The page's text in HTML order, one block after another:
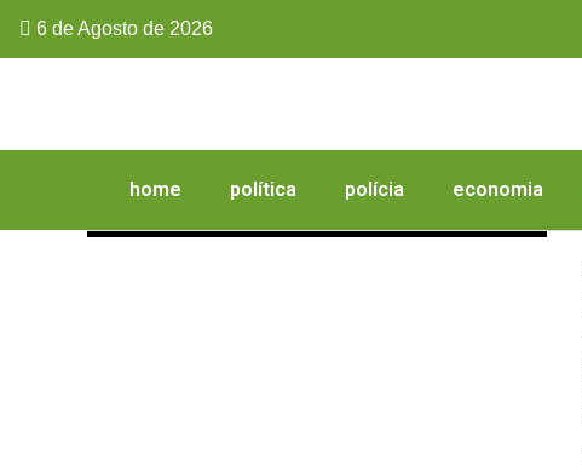
6 de Agosto de 2026
home política polícia economia